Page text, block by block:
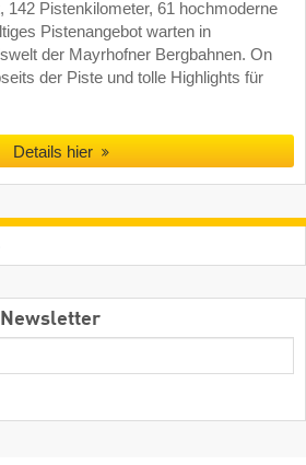
142 Pistenkilometer, 61 hochmoderne
Pistenangebot warten in
der Mayrhofner Bergbahnen. On
der Piste und tolle Highlights für
Details hier